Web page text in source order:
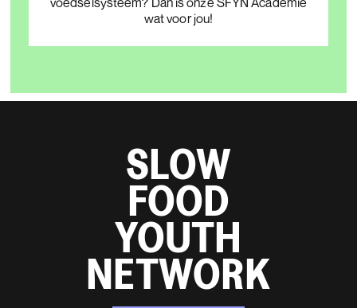
wat voor jou!
SLOW
FOOD
YOUTH
NETWORK